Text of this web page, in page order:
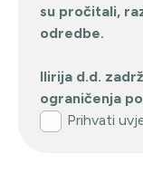
su pročitali,
odredbe.
Ilirija d.d.
ograničenja
Prihvati